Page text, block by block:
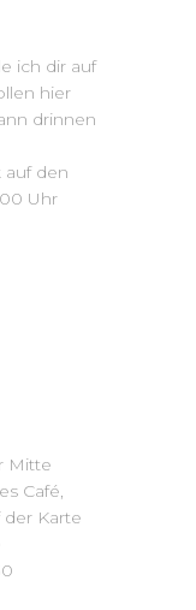
ich dir auf
hier
drinnen
den
Uhr
Mitte
Café,
Karte